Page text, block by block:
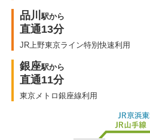
品川駅から
直通13分
JR上野東京ライン特別快速利用
銀座駅から
直通11分
東京メトロ銀座線利用